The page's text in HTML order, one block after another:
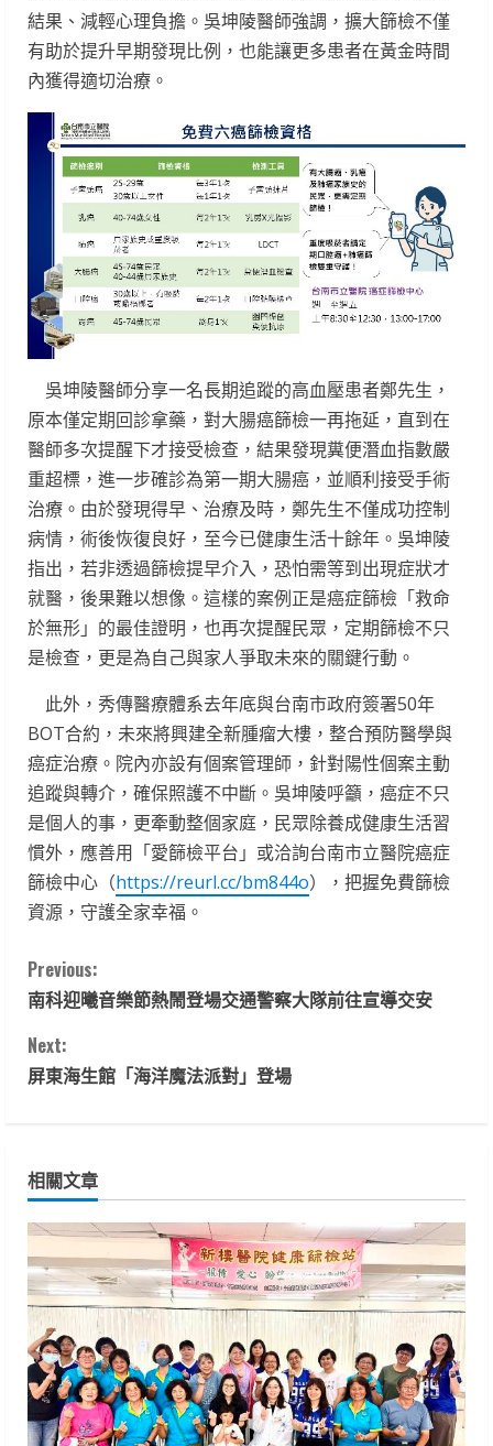
結果、減輕心理負擔。吳坤陵醫師強調，擴大篩檢不僅
有助於提升早期發現比例，也能讓更多患者在黃金時間
內獲得適切治療。
吳坤陵醫師分享一名長期追蹤的高血壓患者鄭先生，
原本僅定期回診拿藥，對大腸癌篩檢一再拖延，直到在
醫師多次提醒下才接受檢查，結果發現糞便潛血指數嚴
重超標，進一步確診為第一期大腸癌，並順利接受手術
治療。由於發現得早、治療及時，鄭先生不僅成功控制
病情，術後恢復良好，至今已健康生活十餘年。吳坤陵
指出，若非透過篩檢提早介入，恐怕需等到出現症狀才
就醫，後果難以想像。這樣的案例正是癌症篩檢「救命
於無形」的最佳證明，也再次提醒民眾，定期篩檢不只
是檢查，更是為自己與家人爭取未來的關鍵行動。
此外，秀傳醫療體系去年底與台南市政府簽署50年
BOT合約，未來將興建全新腫瘤大樓，整合預防醫學與
癌症治療。院內亦設有個案管理師，針對陽性個案主動
追蹤與轉介，確保照護不中斷。吳坤陵呼籲，癌症不只
是個人的事，更牽動整個家庭，民眾除養成健康生活習
慣外，應善用「愛篩檢平台」或洽詢台南市立醫院癌症
篩檢中心（https://reurl.cc/bm844o），把握免費篩檢
資源，守護全家幸福。
C
o
n
i
n
u
e
R
e
Previous:
南科迎曦音樂節熱鬧登場交通警察大隊前往宣導交安
Next:
屏東海生館「海洋魔法派對」登場
相關文章